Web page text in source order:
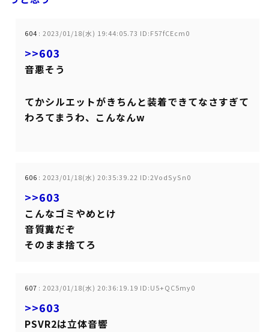
604 : 2023/01/18(水) 19:44:05.73 ID:F57fCEcm0
>>603
音悪そう
てかシルエットがきちんと装着できてなさすぎて
わろてまうわ、こんなんw
606 : 2023/01/18(水) 20:35:39.22 ID:2VodSySn0
>>603
こんなゴミやめとけ
音質糞だぞ
そのまま捨てろ
607 : 2023/01/18(水) 20:36:19.19 ID:U5+QC5my0
>>603
PSVR2は立体音響